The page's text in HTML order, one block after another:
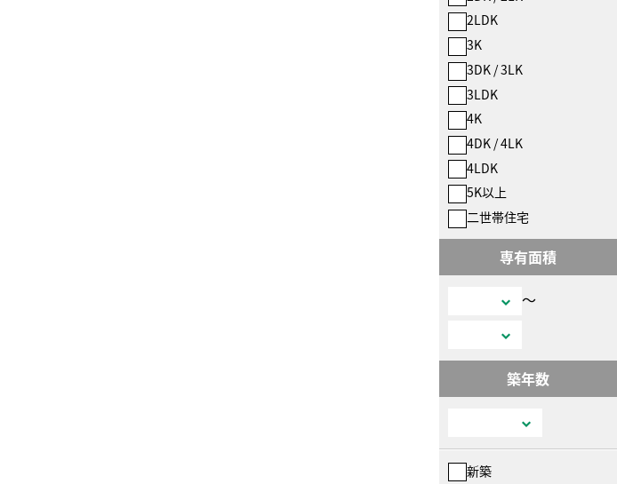
2LDK
3K
3DK / 3LK
3LDK
4K
4DK / 4LK
4LDK
5K以上
二世帯住宅
専有面積
〜
築年数
新築